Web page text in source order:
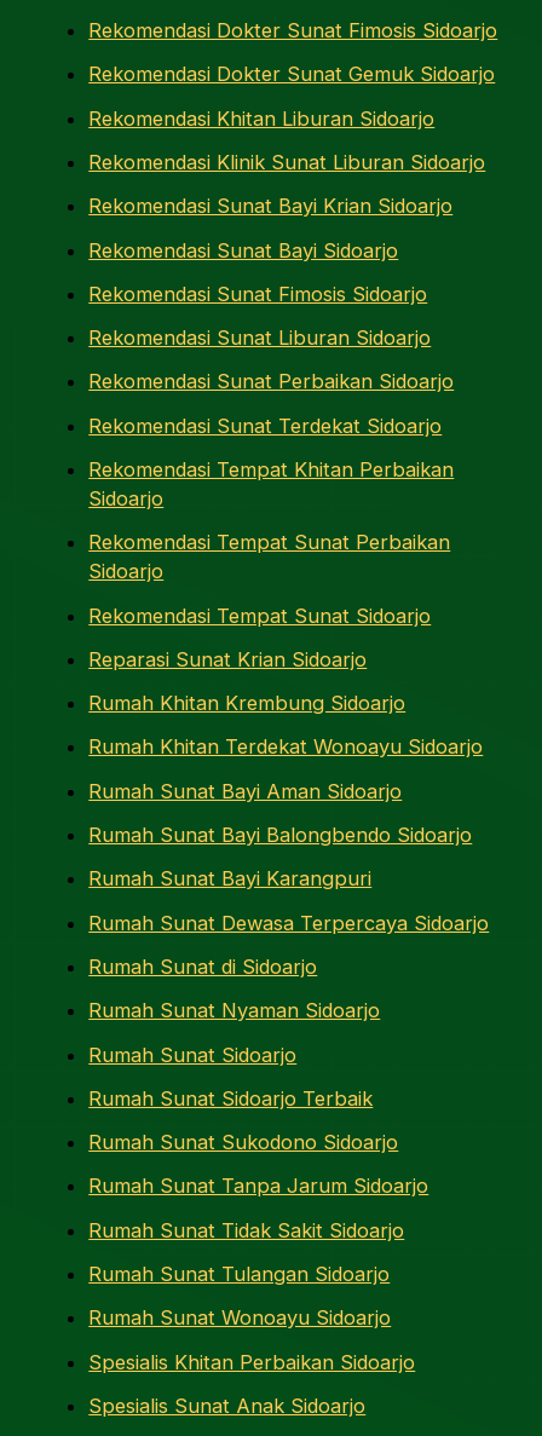
Rekomendasi Dokter Sunat Fimosis Sidoarjo
Rekomendasi Dokter Sunat Gemuk Sidoarjo
Rekomendasi Khitan Liburan Sidoarjo
Rekomendasi Klinik Sunat Liburan Sidoarjo
Rekomendasi Sunat Bayi Krian Sidoarjo
Rekomendasi Sunat Bayi Sidoarjo
Rekomendasi Sunat Fimosis Sidoarjo
Rekomendasi Sunat Liburan Sidoarjo
Rekomendasi Sunat Perbaikan Sidoarjo
Rekomendasi Sunat Terdekat Sidoarjo
Rekomendasi Tempat Khitan Perbaikan
Sidoarjo
Rekomendasi Tempat Sunat Perbaikan
Sidoarjo
Rekomendasi Tempat Sunat Sidoarjo
Reparasi Sunat Krian Sidoarjo
Rumah Khitan Krembung Sidoarjo
Rumah Khitan Terdekat Wonoayu Sidoarjo
Rumah Sunat Bayi Aman Sidoarjo
Rumah Sunat Bayi Balongbendo Sidoarjo
Rumah Sunat Bayi Karangpuri
Rumah Sunat Dewasa Terpercaya Sidoarjo
Rumah Sunat di Sidoarjo
Rumah Sunat Nyaman Sidoarjo
Rumah Sunat Sidoarjo
Rumah Sunat Sidoarjo Terbaik
Rumah Sunat Sukodono Sidoarjo
Rumah Sunat Tanpa Jarum Sidoarjo
Rumah Sunat Tidak Sakit Sidoarjo
Rumah Sunat Tulangan Sidoarjo
Rumah Sunat Wonoayu Sidoarjo
Spesialis Khitan Perbaikan Sidoarjo
Spesialis Sunat Anak Sidoarjo